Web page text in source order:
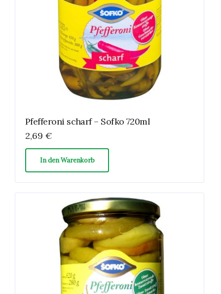
Pfefferoni scharf – Sofko 720ml
2,69 €
In den Warenkorb